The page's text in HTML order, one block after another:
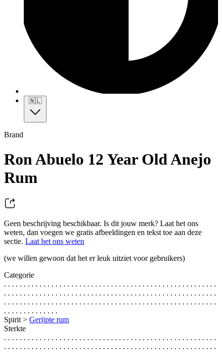
🇳🇱
Brand
Ron Abuelo 12 Year Old Anejo
Rum
Geen beschrijving beschikbaar. Is dit jouw merk? Laat het ons
weten, dan voegen we gratis afbeeldingen en tekst toe aan deze
sectie. Laat het ons weten
(we willen gewoon dat het er leuk uitziet voor gebruikers)
Categorie
. . . . . . . . . . . . . . . . . . . . . . . . . . . . . . . . . . . . . . . . . . . . . . . . . . . . . .
. . . . . . . . . . . . . . . . . . . . . . . . . . . . . . . . . . . . . . . . . . . . . . . . . . . . . .
. . . . . . . . . . . . . . . . . . . . . . . . . . . . . . . . . . . . . . . . . . . . . . . . . . . . . .
. . . . . . . . . . . . . .
Spirit > Gerijpte rum
Sterkte
. . . . . . . . . . . . . . . . . . . . . . . . . . . . . . . . . . . . . . . . . . . . . . . . . . . . . .
. . . . . . . . . . . . . . . . . . . . . . . . . . . . . . . . . . . . . . . . . . . . . . . . . . . . . .
. . . . . . . . . . . . . . . . . . . . . . . . . . . . . . . . . . . . . . . . . . . . . . . . . . . . . .